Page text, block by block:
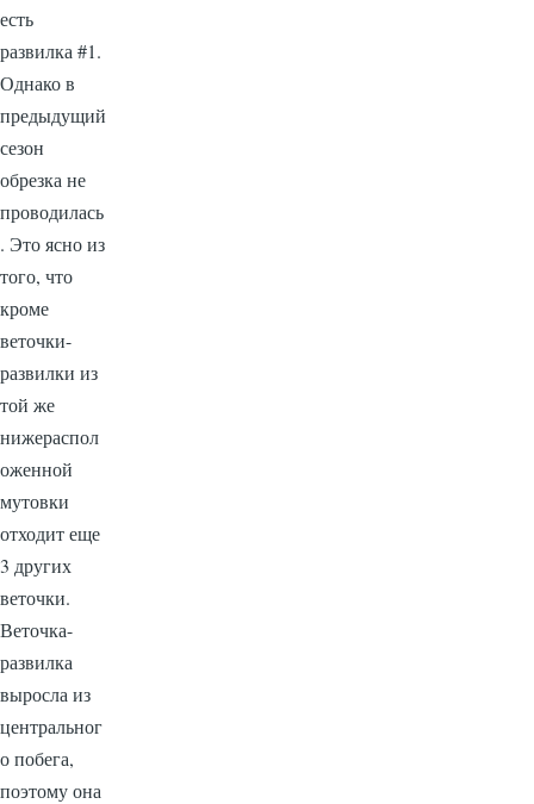
есть
развилка #1.
Однако в
предыдущий
сезон
обрезка не
проводилась
. Это ясно из
того, что
кроме
веточки-
развилки из
той же
нижераспол
оженной
мутовки
отходит еще
3 других
веточки.
Веточка-
развилка
выросла из
центральног
о побега,
поэтому она